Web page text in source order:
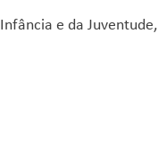
e da Juventude,